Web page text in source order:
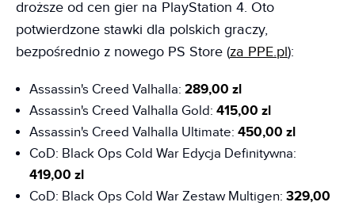
droższe od cen gier na PlayStation 4. Oto
potwierdzone stawki dla polskich graczy,
bezpośrednio z nowego PS Store (za PPE.pl):
Assassin's Creed Valhalla: 289,00 zl
Assassin's Creed Valhalla Gold: 415,00 zl
Assassin's Creed Valhalla Ultimate: 450,00 zl
CoD: Black Ops Cold War Edycja Definitywna:
419,00 zl
CoD: Black Ops Cold War Zestaw Multigen: 329,00